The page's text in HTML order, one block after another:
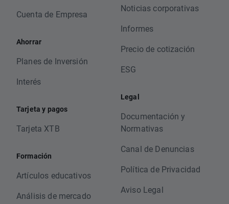
Cuenta de Empresa
Ahorrar
Planes de Inversión
Interés
Tarjeta y pagos
Tarjeta XTB
Formación
Artículos educativos
Análisis de mercado
Noticias corporativas
Informes
Precio de cotización
ESG
Legal
Documentación y
Normativas
Canal de Denuncias
Política de Privacidad
Aviso Legal